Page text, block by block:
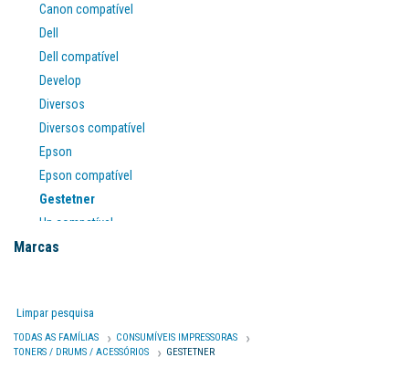
Canon compatível
Dell
Dell compatível
Develop
Diversos
Diversos compatível
Epson
Epson compatível
Gestetner
Hp compatível
Ibm
Konica minolta compatível
Kyocera
Marcas
Limpar pesquisa
TODAS AS FAMÍLIAS
CONSUMÍVEIS IMPRESSORAS
TONERS / DRUMS / ACESSÓRIOS
GESTETNER